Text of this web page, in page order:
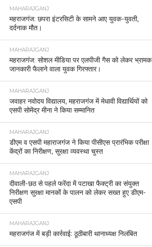
MAHARAJGANJ
महराजगंज: छपरा इंटरसिटी के सामने आए युवक-युवती,
दर्दनाक मौत।
MAHARAJGANJ
महराजगंज: सोशल मीडिया पर एलपीजी गैस को लेकर भ्रामक
जानकारी फैलाने वाला युवक गिरफ्तार।
MAHARAJGANJ
जवाहर नवोदय विद्यालय, महराजगंज में मेधावी विद्यार्थियों को
एसपी सोमेंद्र मीना ने किया सम्मानित
MAHARAJGANJ
डीएम व एसपी महाराजगंज ने किया पीसीएस प्रारंभिक परीक्षा
केंद्रों का निरीक्षण, सुरक्षा व्यवस्था चुस्त
MAHARAJGANJ
दीवाली-छठ से पहले फरेंदा में पटाखा फैक्ट्री का संयुक्त
निरीक्षण सुरक्षा मानकों के पालन को लेकर सख्त हुए डीएम-
एसपी
MAHARAJGANJ
महराजगंज में बड़ी कार्रवाई: ठूठीबारी थानाध्यक्ष निलंबित